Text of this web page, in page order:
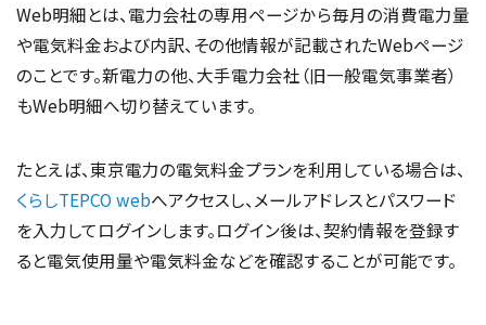
Web明細とは、電力会社の専用ページから毎月の消費電力量
や電気料金および内訳、その他情報が記載されたWebページ
のことです。新電力の他、大手電力会社（旧一般電気事業者）
もWeb明細へ切り替えています。
たとえば、東京電力の電気料金プランを利用している場合は、
くらしTEPCO webへアクセスし、メールアドレスとパスワード
を入力してログインします。ログイン後は、契約情報を登録す
ると電気使用量や電気料金などを確認することが可能です。